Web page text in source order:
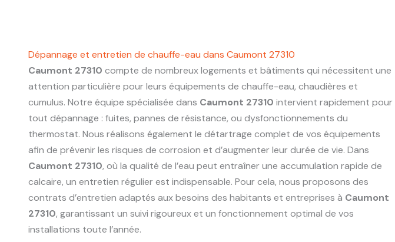
Dépannage et entretien de chauffe-eau dans Caumont 27310
Caumont 27310 compte de nombreux logements et bâtiments qui nécessitent une
attention particulière pour leurs équipements de chauffe-eau, chaudières et
cumulus. Notre équipe spécialisée dans Caumont 27310 intervient rapidement pour
tout dépannage : fuites, pannes de résistance, ou dysfonctionnements du
thermostat. Nous réalisons également le détartrage complet de vos équipements
afin de prévenir les risques de corrosion et d’augmenter leur durée de vie. Dans
Caumont 27310, où la qualité de l’eau peut entraîner une accumulation rapide de
calcaire, un entretien régulier est indispensable. Pour cela, nous proposons des
contrats d’entretien adaptés aux besoins des habitants et entreprises à Caumont
27310, garantissant un suivi rigoureux et un fonctionnement optimal de vos
installations toute l’année.